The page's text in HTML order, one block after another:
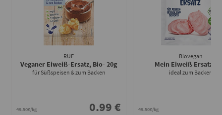
RUF
Veganer Eiweiß-Ersatz, Bio- 20g
für Süßspeisen & zum Backen
49.50€/kg 0.99 €
Biovegan
Mein Eiweiß Ersatz
ideal zum Backen
49.50€/kg